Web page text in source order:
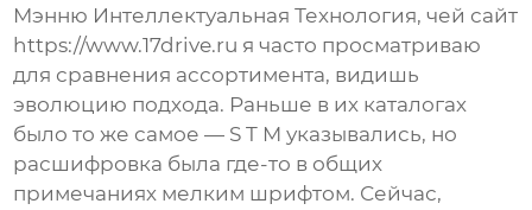
Мэнню Интеллектуальная Технология, чей сайт
https://www.17drive.ru я часто просматриваю
для сравнения ассортимента, видишь
эволюцию подхода. Раньше в их каталогах
было то же самое — S T M указывались, но
расшифровка была где-то в общих
примечаниях мелким шрифтом. Сейчас,